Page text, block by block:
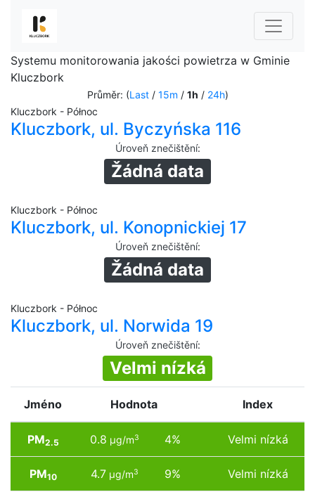
Systemu monitorowania jakości powietrza w Gminie
Kluczbork
Průměr: (Last/ 15m / 1h / 24h)
Kluczbork - Północ
Kluczbork, ul. Byczyńska 116
Úroveň znečištění:
Žádná data
Kluczbork - Północ
Kluczbork, ul. Konopnickiej 17
Úroveň znečištění:
Žádná data
Kluczbork - Północ
Kluczbork, ul. Norwida 19
Úroveň znečištění:
Velmi nízká
Jméno Hodnota Index
PM2.5 0.8 µg/m3 4% Velmi nízká
PM10 4.7µg/m3 9% Velmi nízká